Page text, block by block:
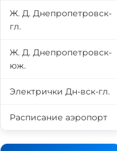
Ж. Д. Днепропетровск-
гл.
Ж. Д. Днепропетровск-
юж.
Электрички Дн-вск-гл.
Расписание аэропорт